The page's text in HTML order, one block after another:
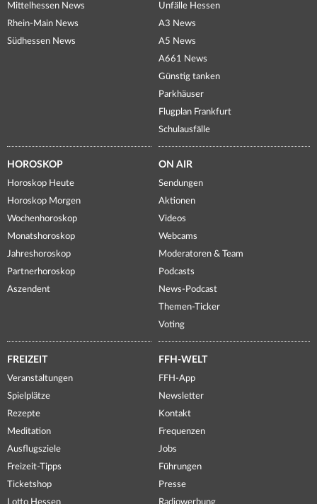
Mittelhessen News
Rhein-Main News
Südhessen News
Unfälle Hessen
A3 News
A5 News
A661 News
Günstig tanken
Parkhäuser
Flugplan Frankfurt
Schulausfälle
HOROSKOP
Horoskop Heute
Horoskop Morgen
Wochenhoroskop
Monatshoroskop
Jahreshoroskop
Partnerhoroskop
Aszendent
ON AIR
Sendungen
Aktionen
Videos
Webcams
Moderatoren & Team
Podcasts
News-Podcast
Themen-Ticker
Voting
FREIZEIT
Veranstaltungen
Spielplätze
Rezepte
Meditation
Ausflugsziele
Freizeit-Tipps
Ticketshop
Lotto Hessen
FFH-WELT
FFH-App
Newsletter
Kontakt
Frequenzen
Jobs
Führungen
Presse
Radiowerbung